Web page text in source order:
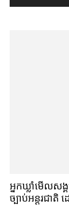
អ្នកឃ្លាំមើល​សង្
ច្បាប់​អន្តរជាតិ